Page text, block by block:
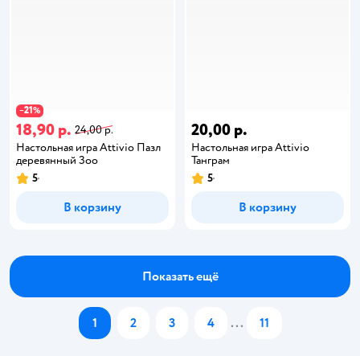
−21%
18,90 р. 24,00 р.
Настольная игра Attivio Пазл
деревянный Зоо
5
В корзину
20,00 р.
Настольная игра Attivio
Танграм
5
В корзину
Показать ещё
1 2 3 4 ... 11